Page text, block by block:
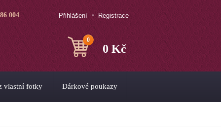
004 Přihlášení Registrace
0 Kč
0
vlastní fotky Dárkové poukazy